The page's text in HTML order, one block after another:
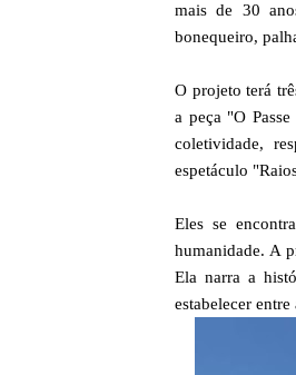
mais de 30
bonequeiro,
O projeto terá
a peça "O
coletividade,
espetáculo
Eles se
humanidade. A
Ela narra a
estabelecer